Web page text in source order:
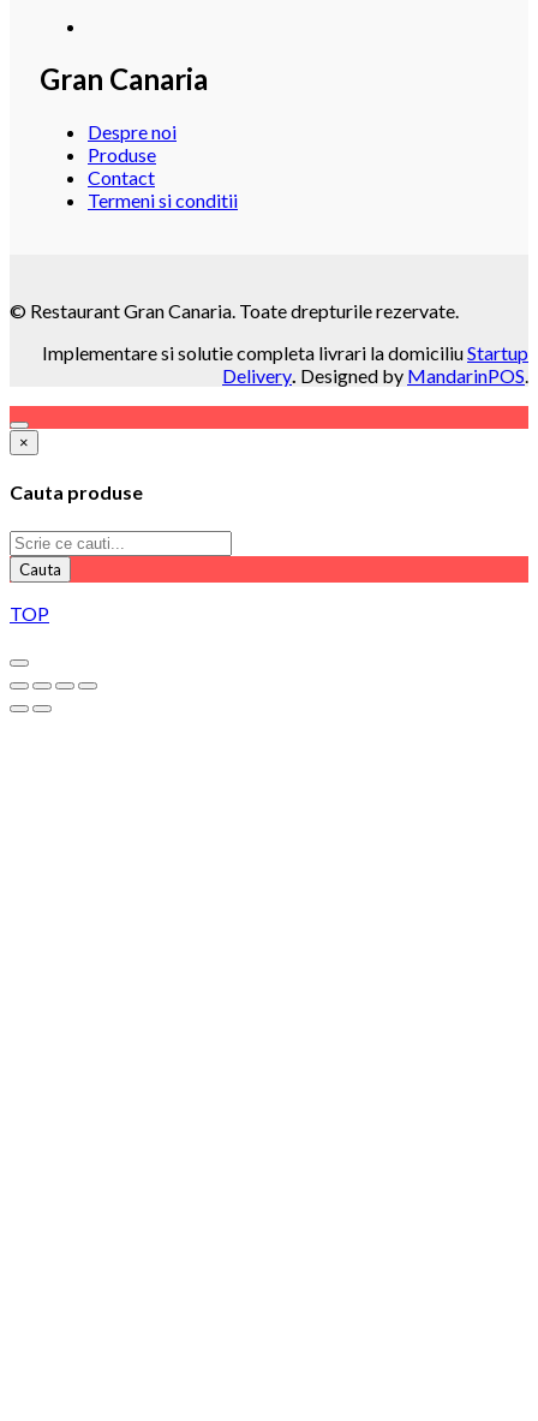
Gran Canaria
Despre noi
Produse
Contact
Termeni si conditii
© Restaurant Gran Canaria. Toate drepturile rezervate.
Implementare si solutie completa livrari la domiciliuStartup
Delivery. Designed by MandarinPOS.
×
Cauta produse
Cauta
TOP